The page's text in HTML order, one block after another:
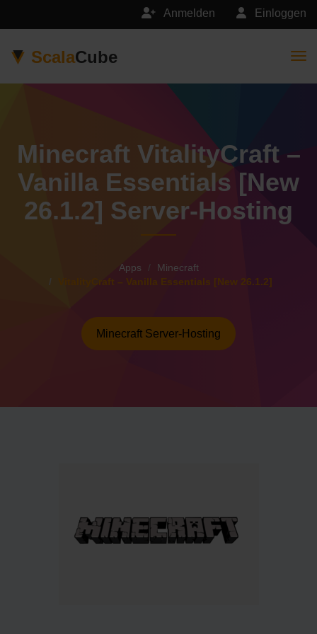
Einloggen
Anmelden
ScalaCube
Minecraft VitalityCraft –
Vanilla Essentials [New
26.1.2] Server-Hosting
Apps
Minecraft
VitalityCraft – Vanilla Essentials [New 26.1.2]
Minecraft Server-Hosting